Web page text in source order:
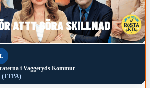
i Vaggeryds Kommun
(TTPA)